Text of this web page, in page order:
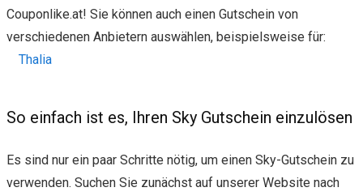
Couponlike.at! Sie können auch einen Gutschein von
verschiedenen Anbietern auswählen, beispielsweise für:
Thalia
So einfach ist es, Ihren Sky Gutschein einzulösen
Es sind nur ein paar Schritte nötig, um einen Sky-Gutschein zu
verwenden. Suchen Sie zunächst auf unserer Website nach